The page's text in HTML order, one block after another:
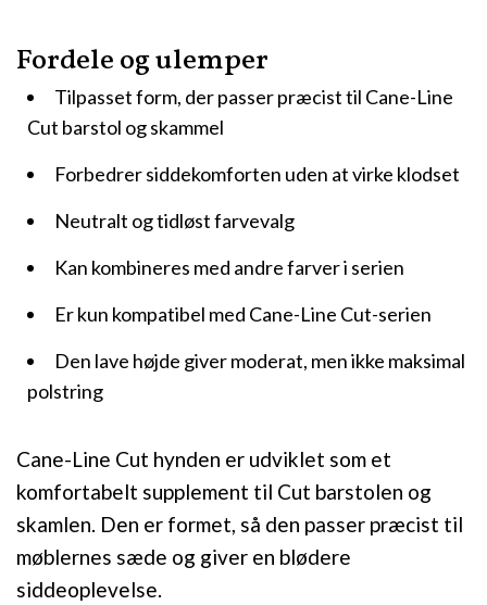
Cane-Line Cut hynden er udviklet som et
komfortabelt supplement til Cut barstolen og
skamlen. Den er formet, så den passer præcist til
møblernes sæde og giver en blødere
siddeoplevelse.
Fordele og ulemper
Tilpasset form, der passer præcist til Cane-Line
Cut barstol og skammel
Forbedrer siddekomforten uden at virke klodset
Neutralt og tidløst farvevalg
Kan kombineres med andre farver i serien
Er kun kompatibel med Cane-Line Cut-serien
Den lave højde giver moderat, men ikke maksimal
polstring